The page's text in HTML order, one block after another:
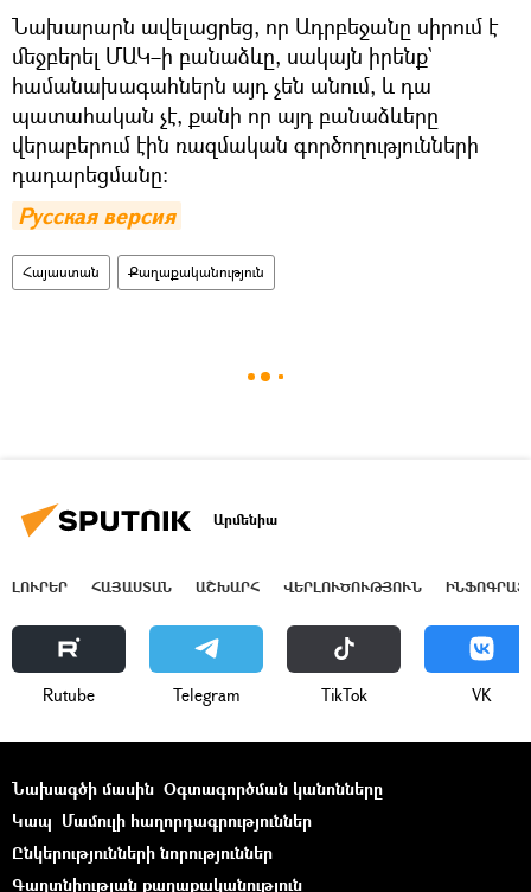
Նախարարն ավելացրեց, որ Ադրբեջանը սիրում է
մեջբերել ՄԱԿ–ի բանաձևը, սակայն իրենք`
համանախագահներն այդ չեն անում, և դա
պատահական չէ, քանի որ այդ բանաձևերը
վերաբերում էին ռազմական գործողությունների
դադարեցմանը։
Русская версия
Հայաստան Քաղաքականություն
Արմենիա
ԼՈՒՐԵՐ ՀԱՅԱՍՏԱՆ ԱՇԽԱՐՀ ՎԵՐԼՈՒԾՈՒԹՅՈՒՆ
Rutube Telegram ТikТоk VK
Նախագծի մասին Օգտագործման կանոնները
Կապ Մամուլի հաղորդագրություններ
Ընկերությունների նորություններ
Գաղտնիության քաղաքականություն